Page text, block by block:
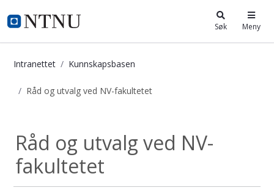
i.ntnu.no Søk Meny
Intranettet Kunnskapsbasen
Råd og utvalg ved NV-fakultetet
Råd og utvalg ved NV-
fakultetet